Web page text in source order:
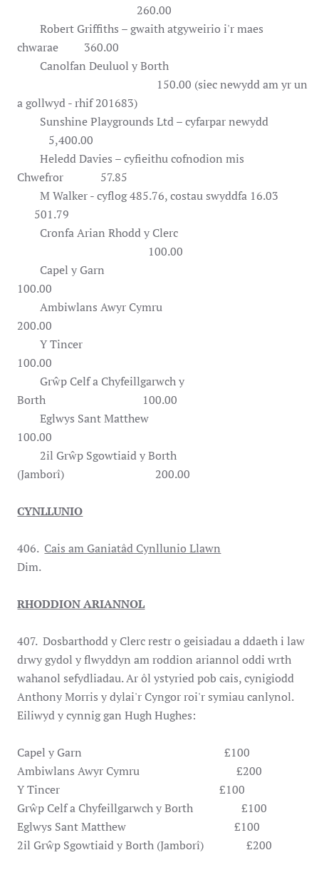
260.00
Robert Griffiths – gwaith atgyweirio i'r maes
chwarae 360.00
Canolfan Deuluol y Borth
150.00 (siec newydd am yr un
a gollwyd - rhif 201683)
Sunshine Playgrounds Ltd – cyfarpar newydd
5,400.00
Heledd Davies – cyfieithu cofnodion mis
Chwefror 57.85
M Walker - cyflog 485.76, costau swyddfa 16.03
501.79
Cronfa Arian Rhodd y Clerc
100.00
Capel y Garn
100.00
Ambiwlans Awyr Cymru
200.00
Y Tincer
100.00
Grŵp Celf a Chyfeillgarwch y
Borth 100.00
Eglwys Sant Matthew
100.00
2il Grŵp Sgowtiaid y Borth
(Jamborî) 200.00
CYNLLUNIO
406. Cais am Ganiatâd Cynllunio Llawn
Dim.
RHODDION ARIANNOL
407. Dosbarthodd y Clerc restr o geisiadau a ddaeth i law
drwy gydol y flwyddyn am roddion ariannol oddi wrth
wahanol sefydliadau. Ar ôl ystyried pob cais, cynigiodd
Anthony Morris y dylai'r Cyngor roi'r symiau canlynol.
Eiliwyd y cynnig gan Hugh Hughes:
Capel y Garn £100
Ambiwlans Awyr Cymru £200
Y Tincer £100
Grŵp Celf a Chyfeillgarwch y Borth £100
Eglwys Sant Matthew £100
2il Grŵp Sgowtiaid y Borth (Jamborî) £200